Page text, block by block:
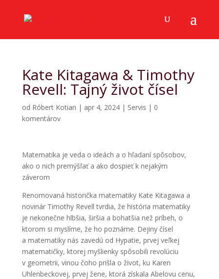
Kate Kitagawa & Timothy
Revell: Tajný život čísel
od Róbert Kotian | apr 4, 2024| Servis | 0
komentárov
Matematika je veda o ideách a o hľadaní spôsobov,
ako o nich premýšľať a ako dospieť k nejakým
záverom
Renomovaná historička matematiky Kate Kitagawa a
novinár Timothy Revell tvrdia, že história matematiky
je nekonečne hlbšia, širšia a bohatšia než príbeh, o
ktorom si myslíme, že ho poznáme. Dejiny čísel
a matematiky nás zavedú od Hypatie, prvej veľkej
matematičky, ktorej myšlienky spôsobili revolúciu
v geometrii, vinou čoho prišla o život, ku Karen
Uhlenbeckovej, prvej žene, ktorá získala Abelovu cenu,